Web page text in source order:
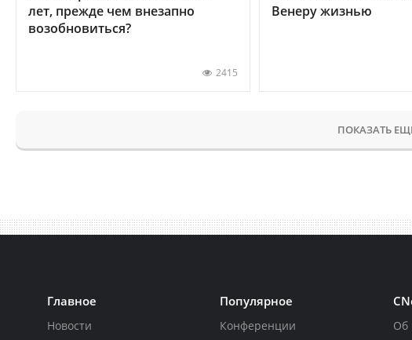
лет, прежде чем внезапно
возобновиться?
2415
Венеру жизнью
ПОКАЗАТЬ
Главное
Новости
Популярное
Конференции
Об